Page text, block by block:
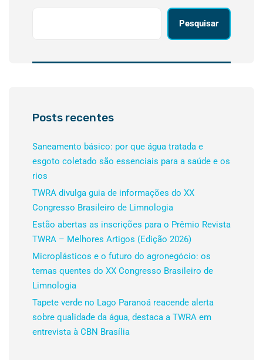
Pesquisar
Posts recentes
Saneamento básico: por que água tratada e
esgoto coletado são essenciais para a saúde e os
rios
TWRA divulga guia de informações do XX
Congresso Brasileiro de Limnologia
Estão abertas as inscrições para o Prêmio Revista
TWRA – Melhores Artigos (Edição 2026)
Microplásticos e o futuro do agronegócio: os
temas quentes do XX Congresso Brasileiro de
Limnologia
Tapete verde no Lago Paranoá reacende alerta
sobre qualidade da água, destaca a TWRA em
entrevista à CBN Brasília